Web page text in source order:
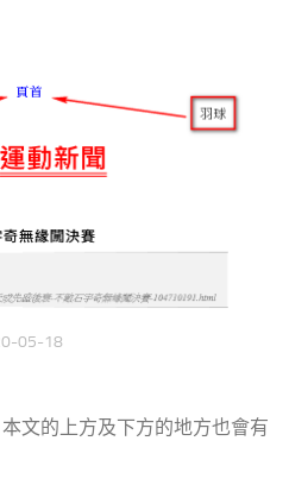
05-18
文的上方及下方的地方也會有